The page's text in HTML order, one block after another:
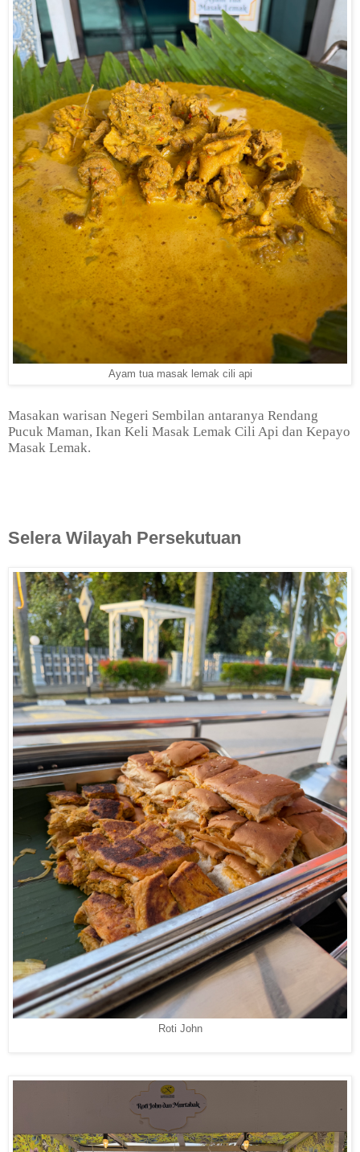
Ayam tua masak lemak cili api
Masakan warisan Negeri Sembilan antaranya Rendang
Pucuk Maman, Ikan Keli Masak Lemak Cili Api dan Kepayo
Masak Lemak.
Selera Wilayah Persekutuan
Roti John